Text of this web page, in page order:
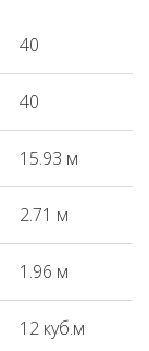
40
40
15.93 м
2.71 м
1.96 м
12 куб.м